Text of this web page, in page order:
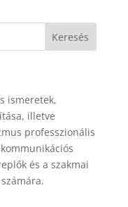
ismeretek,
illetve
professzionális
és a szakmai